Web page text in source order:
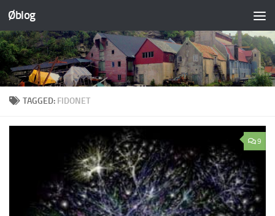
Skip to content
Øblog
TAGGED: FIDONET
9